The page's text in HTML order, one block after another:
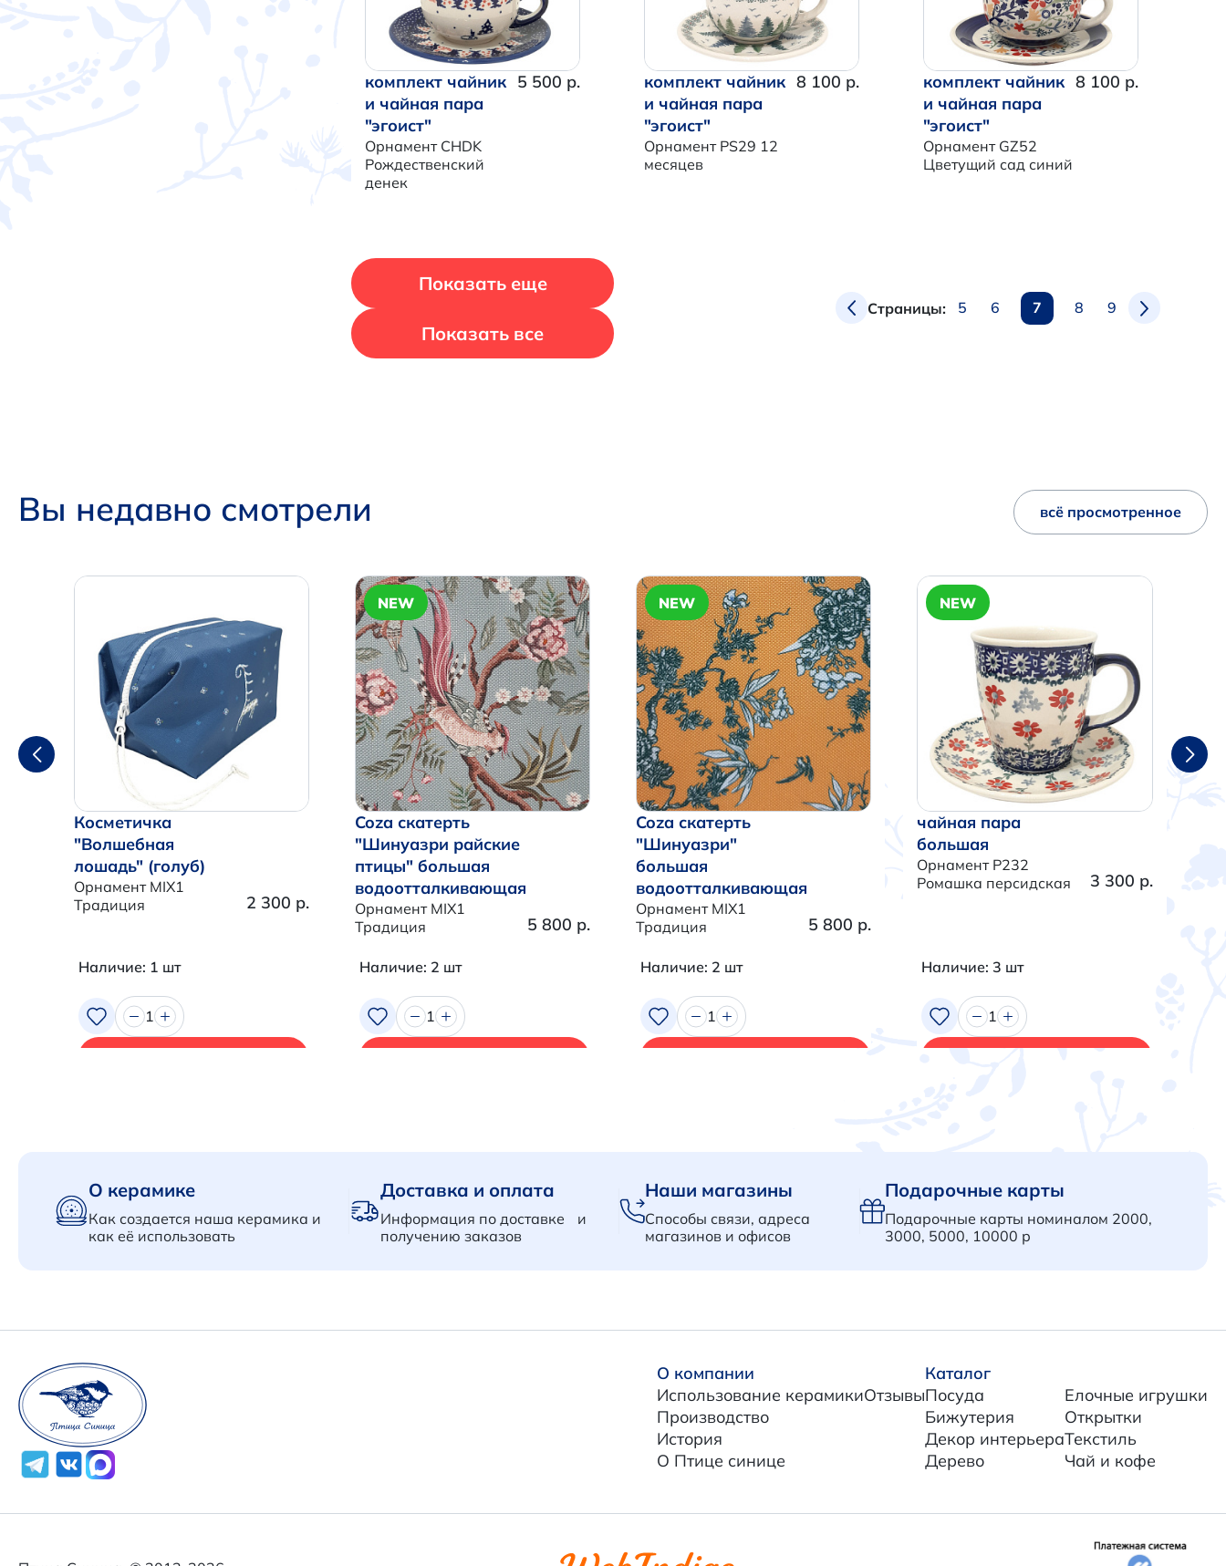
комплект чайник
и чайная пара
"эгоист"
Орнамент CHDK
Рождественский
денек
5 500 р.
комплект чайник
и чайная пара
"эгоист"
Орнамент PS29 12
месяцев
8 100 р.
комплект чайник
и чайная пара
"эгоист"
Орнамент GZ52
Цветущий сад синий
8 100 р.
Показать еще
Показать все
Страницы: 5 6 7 8 9
Вы недавно смотрели всё просмотренное
Косметичка
"Волшебная
лошадь" (голуб)
Орнамент MIX1
Традиция
2 300 р.
Наличие: 1 шт
1
NEW
Coza скатерть
"Шинуазри райские
птицы" большая
водоотталкивающая
Орнамент MIX1
Традиция
5 800 р.
Наличие: 2 шт
1
NEW
Coza скатерть
"Шинуазри"
большая
водоотталкивающая
Орнамент MIX1
Традиция
5 800 р.
Наличие: 2 шт
1
NEW
чайная пара
большая
Орнамент P232
Ромашка персидская
3 300 р.
Наличие: 3 шт
1
О керамике
Как создается наша керамика и
как её использовать
Доставка и оплата
Информация по доставке и
получению заказов
Наши магазины
Способы связи, адреса
магазинов и офисов
Подарочные карты
Подарочные карты номиналом 2000,
3000, 5000, 10000 р
О компании
Использование керамики
Производство
История
О Птице синице
Отзывы
Каталог
Посуда
Бижутерия
Декор интерьера
Дерево
Елочные игрушки
Открытки
Текстиль
Чай и кофе